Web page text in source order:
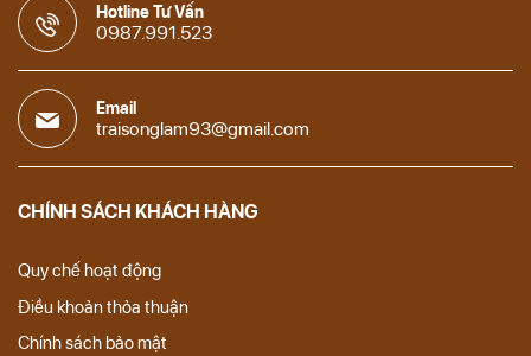
Hotline Tư Vấn
0987.991.523
Email
traisonglam93@gmail.com
CHÍNH SÁCH KHÁCH HÀNG
Quy chế hoạt động
Điều khoản thỏa thuận
Chính sách bảo mật